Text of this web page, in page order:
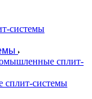
системы
сплит-
системы